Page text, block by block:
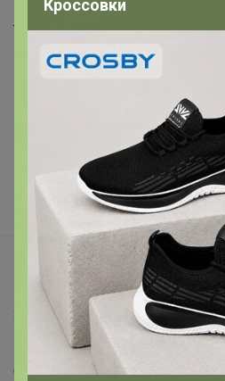
Торговые марки
Наша команда
Подарочные сертификаты
Реклама на сайте
Поставщикам
Вакансии
support@24-ok.ru
Написать в поддержку
Защита покупателя
Помощь
О нас
Кроссовки